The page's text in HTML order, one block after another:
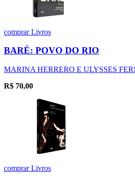
comprarLivros
BARÉ: POVO DO RIO
MARINA HERRERO E ULYSSES
R$ 70,00
comprarLivros